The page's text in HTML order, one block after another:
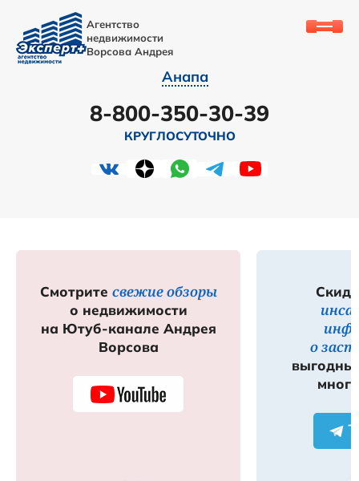
Агентство
недвижимости
Ворсова Андрея
Анапа
8-800-350-30-39
КРУГЛОСУТОЧНО
Смотрите свежие обзоры
о недвижимости
на Ютуб-канале Андрея
Ворсова
о